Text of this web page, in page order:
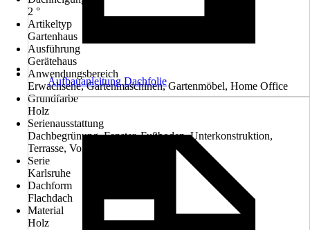
2 °
Artikeltyp
Gartenhaus
Ausführung
Gerätehaus
Anwendungsbereich
Erwachsene, Gartenmaschinen, Gartenmöbel, Home Office
Grundfarbe
Holz
Serienausstattung
Dachbegrünung, Fenster, Fußboden, Unterkonstruktion,
Terrasse, Vordach
Serie
Karlsruhe
Dachform
Flachdach
Material
Holz
Aufbauanleitung Dachfolie